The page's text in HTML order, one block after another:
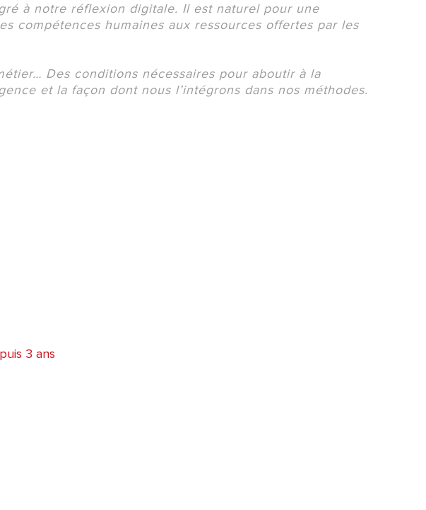
à notre réflexion digitale. Il est naturel pour une
compétences humaines aux ressources offertes par les
Des conditions nécessaires pour aboutir à la
et la façon dont nous l’intégrons dans nos méthodes.
3 ans